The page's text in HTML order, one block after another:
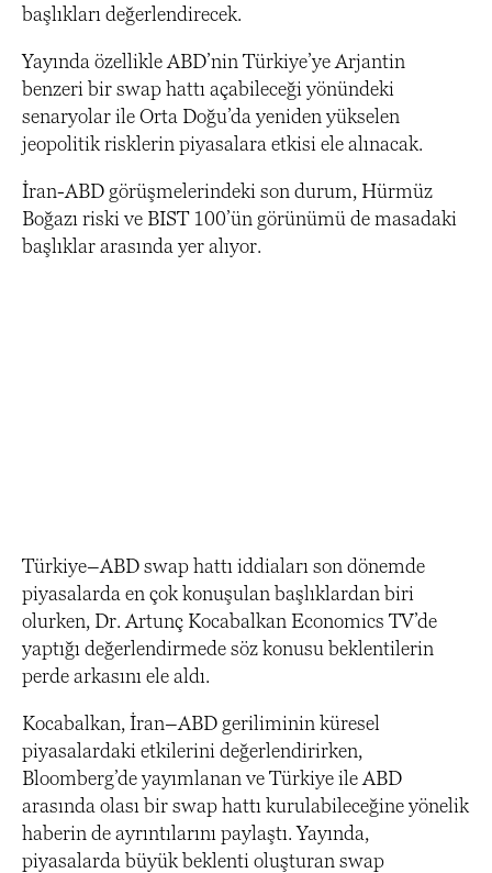
başlıkları değerlendirecek.
Yayında özellikle ABD’nin Türkiye’ye Arjantin
benzeri bir swap hattı açabileceği yönündeki
senaryolar ile Orta Doğu’da yeniden yükselen
jeopolitik risklerin piyasalara etkisi ele alınacak.
İran-ABD görüşmelerindeki son durum, Hürmüz
Boğazı riski ve BIST 100’ün görünümü de masadaki
başlıklar arasında yer alıyor.
Türkiye–ABD swap hattı iddiaları son dönemde
piyasalarda en çok konuşulan başlıklardan biri
olurken, Dr. Artunç Kocabalkan Economics TV’de
yaptığı değerlendirmede söz konusu beklentilerin
perde arkasını ele aldı.
Kocabalkan, İran–ABD geriliminin küresel
piyasalardaki etkilerini değerlendirirken,
Bloomberg’de yayımlanan ve Türkiye ile ABD
arasında olası bir swap hattı kurulabileceğine yönelik
haberin de ayrıntılarını paylaştı. Yayında,
piyasalarda büyük beklenti oluşturan swap